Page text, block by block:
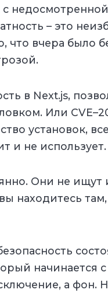
– это
что вчера было
в Next.js,
Или
установок,
и не использует.
Они не ищут
находитесь
начинается
а фон.